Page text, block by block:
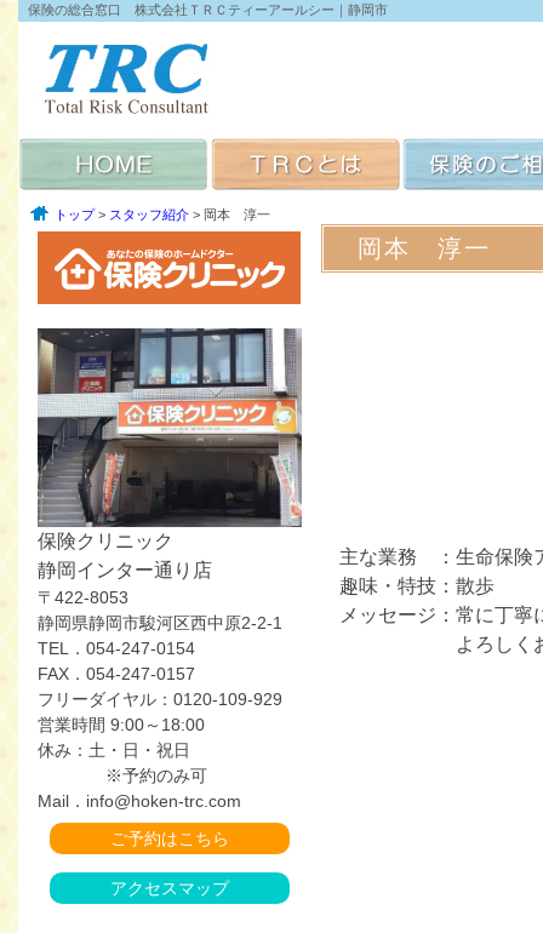
保険の総合窓口 株式会社ＴＲＣティーアールシー｜静岡市
トップ> スタッフ紹介 > 岡本 淳一
岡本 淳一
主な業務 ：生命保険
趣味・特技：散歩
メッセージ：常に丁
よろしくお願
保険クリニック
静岡インター通り店
〒422-8053
静岡県静岡市駿河区西中原2-2-1
TEL．054-247-0154
FAX．054-247-0157
フリーダイヤル：0120-109-929
営業時間 9:00～18:00
休み：土・日・祝日
※予約のみ可
Mail．info@hoken-trc.com
ご予約はこちら
アクセスマップ